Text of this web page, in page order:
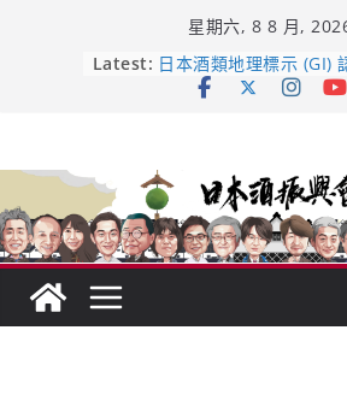
星期六, 8 8 月,
Latest: 吟釀的堅持與傳承 ～
日本酒類地理標示 (GI)
【酒業商戰】130年老
市場！梅乃宿上市背後